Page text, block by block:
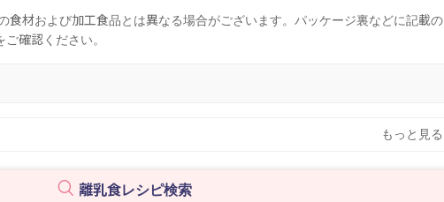
材および加工食品とは異なる場合がございます。パッケージ裏などに記載の
確認ください。
もっと見る
離乳食レシピ検索